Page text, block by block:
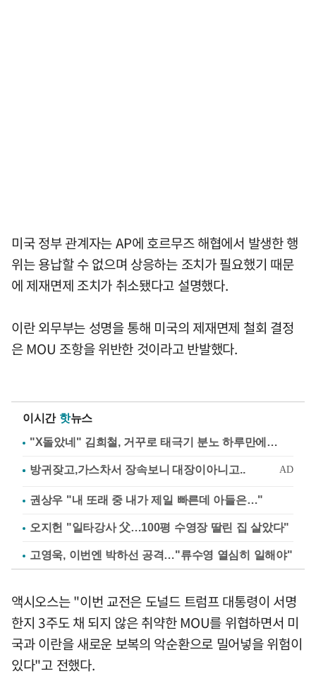
미국 정부 관계자는 AP에 호르무즈 해협에서 발생한 행
위는 용납할 수 없으며 상응하는 조치가 필요했기 때문
에 제재면제 조치가 취소됐다고 설명했다.
이란 외무부는 성명을 통해 미국의 제재면제 철회 결정
은 MOU 조항을 위반한 것이라고 반발했다.
이시간 핫뉴스
"X돌았네" 김희철, 거꾸로 태극기 분노 하루만에…
권상우 "내 또래 중 내가 제일 빠른데 아들은…"
오지헌 "일타강사 父…100평 수영장 딸린 집 살았다"
고영욱, 이번엔 박하선 공격…"류수영 열심히 일해야"
액시오스는 "이번 교전은 도널드 트럼프 대통령이 서명
한지 3주도 채 되지 않은 취약한 MOU를 위협하면서 미
국과 이란을 새로운 보복의 악순환으로 밀어넣을 위험이
있다"고 전했다.